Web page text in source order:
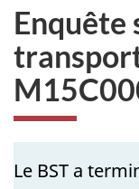
Enquête
Le BST a